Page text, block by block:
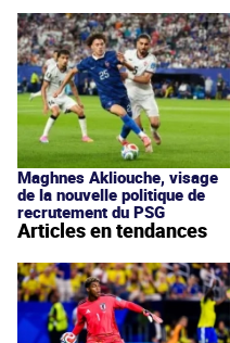
Maghnes Akliouche, visage
de la nouvelle politique de
recrutement du PSG
Articles en tendances